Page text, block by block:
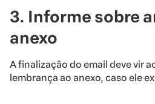
3. Informe sobre
anexo
A finalização do email deve vir
lembrança ao anexo, caso ele